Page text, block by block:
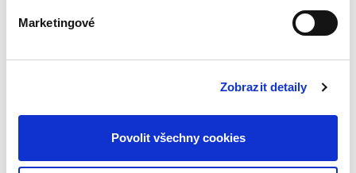
Marketingové
Zobrazit detaily
Povolit všechny cookies
restrukturalizace. Nová šance pro podnikatele,
skutečnosti důležitější druhá část názvu titulu.
Pracovní poměr